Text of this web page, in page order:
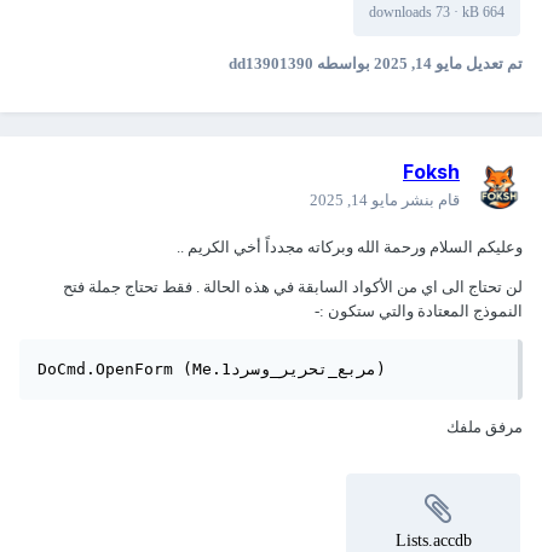
664 kB
·
73 downloads
تم تعديل مايو 14, 2025 بواسطه dd13901390
Foksh
قام بنشر مايو 14, 2025
وعليكم السلام ورحمة الله وبركاته مجدداً أخي الكريم ..
لن تحتاج الى اي من الأكواد السابقة في هذه الحالة . فقط تحتاج جملة فتح
النموذج المعتادة والتي ستكون :-
DoCmd.OpenForm (Me.مربع_تحرير_وسرد1)
مرفق ملفك
Lists.accdb